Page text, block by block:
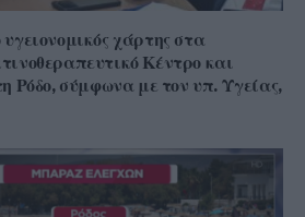
χάρτης στα
Κέντρο και
Ρόδο, σύμφωνα με τον υπ. Υγείας,